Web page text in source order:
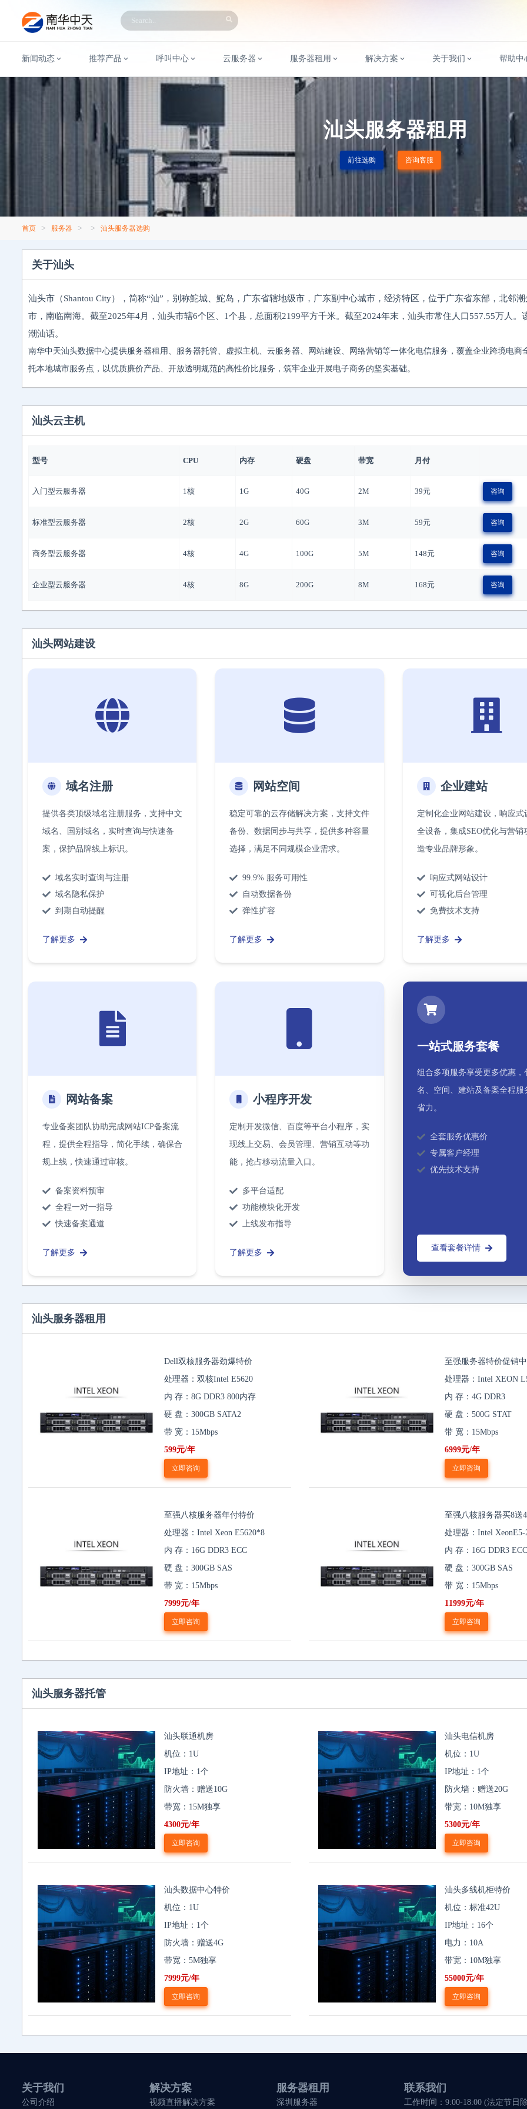
新闻动态 推荐产品 呼叫中心 云服务器 服务器租用 解决方案 关于我们 帮助中
汕头服务器租用
前往选购 咨询客服
首页 > 服务器 > > 汕头服务器选购
关于汕头
汕头市（Shantou City），简称“汕”，别称鮀城、鮀岛，广东省辖地级市，广东副中心城市，经济特区，位于广东省东部，北邻潮
市，南临南海。截至2025年4月，汕头市辖6个区、1个县，总面积2199平方千米。截至2024年末，汕头市常住人口557.55万人。
潮汕话。
南华中天汕头数据中心提供服务器租用、服务器托管、虚拟主机、云服务器、网站建设、网络营销等一体化电信服务，覆盖企业跨境电商
托本地城市服务点，以优质廉价产品、开放透明规范的高性价比服务，筑牢企业开展电子商务的坚实基础。
汕头云主机
型号 CPU 内存 硬盘 带宽 月付
入门型云服务器 1核 1G 40G 2M 39元 咨询
标准型云服务器 2核 2G 60G 3M 59元 咨询
商务型云服务器 4核 4G 100G 5M 148元 咨询
企业型云服务器 4核 8G 200G 8M 168元 咨询
汕头网站建设
域名注册
提供各类顶级域名注册服务，支持中文
域名、国别域名，实时查询与快速备
案，保护品牌线上标识。
域名实时查询与注册
域名隐私保护
到期自动提醒
了解更多
网站空间
稳定可靠的云存储解决方案，支持文件
备份、数据同步与共享，提供多种容量
选择，满足不同规模企业需求。
99.9% 服务可用性
自动数据备份
弹性扩容
了解更多
企业建站
定制化企业网站建设，响应式
全设备，集成SEO优化与营销
造专业品牌形象。
响应式网站设计
可视化后台管理
免费技术支持
了解更多
网站备案
专业备案团队协助完成网站ICP备案流
程，提供全程指导，简化手续，确保合
规上线，快速通过审核。
备案资料预审
全程一对一指导
快速备案通道
了解更多
小程序开发
定制开发微信、百度等平台小程序，实
现线上交易、会员管理、营销互动等功
能，抢占移动流量入口。
多平台适配
功能模块化开发
上线发布指导
了解更多
一站式服务套餐
组合多项服务享受更多优惠，
名、空间、建站及备案全程服
省力。
全套服务优惠价
专属客户经理
优先技术支持
查看套餐详情
汕头服务器租用
Dell双核服务器劲爆特价
处理器：双核Intel E5620
内 存：8G DDR3 800内存
硬 盘：300GB SATA2
带 宽：15Mbps
599元/年
立即咨询
至强服务器特价促销中
处理器：Intel XEON
内 存：4G DDR3
硬 盘：500G STAT
带 宽：15Mbps
6999元/年
立即咨询
至强八核服务器年付特价
处理器：Intel Xeon E5620*8
内 存：16G DDR3 ECC
硬 盘：300GB SAS
带 宽：15Mbps
7999元/年
立即咨询
至强八核服务器买8送4
处理器：Intel XeonE5-
内 存：16G DDR3 ECC
硬 盘：300GB SAS
带 宽：15Mbps
11999元/年
立即咨询
汕头服务器托管
汕头联通机房
机位：1U
IP地址：1个
防火墙：赠送10G
带宽：15M独享
4300元/年
立即咨询
汕头电信机房
机位：1U
IP地址：1个
防火墙：赠送20G
带宽：10M独享
5300元/年
立即咨询
汕头数据中心特价
机位：1U
IP地址：1个
防火墙：赠送4G
带宽：5M独享
7999元/年
立即咨询
汕头多线机柜特价
机位：标准42U
IP地址：16个
电力：10A
带宽：10M独享
55000元/年
立即咨询
关于我们
公司介绍
解决方案
视频直播解决方案
服务器租用
深圳服务器
联系我们
工作时间：9:00-18:00 (法定节日